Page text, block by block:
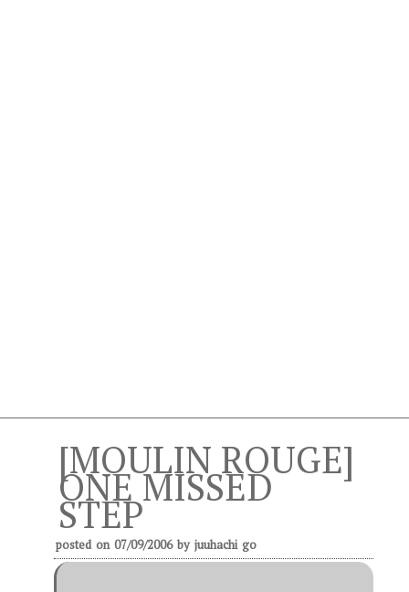
[MOULIN ROUGE]
ONE MISSED
STEP
posted on 07/09/2006by juuhachi go